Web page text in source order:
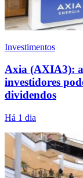
Investimentos
Axia (AXIA3):
investidores
dividendos
Há 1 dia